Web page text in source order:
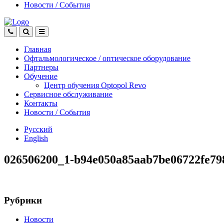
Новости / События
Главная
Офтальмологическое / оптическое оборудование
Партнеры
Обучение
Центр обучения Оptopol Revo
Сервисное обслуживание
Контакты
Новости / События
Русский
English
026506200_1-
Рубрики
Новости